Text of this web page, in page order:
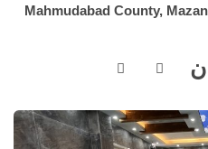
Mahmudabad County,